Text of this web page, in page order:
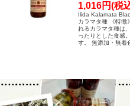
1,016円(税
Ilida Kalamata
カラマタ種 《特徴
れるカラマタ種は
ったりとした食感
す。 無添加・無着